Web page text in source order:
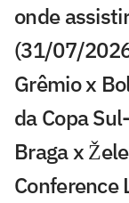
onde
(31/07/
Grêmio x
da Copa
Braga x
Conference